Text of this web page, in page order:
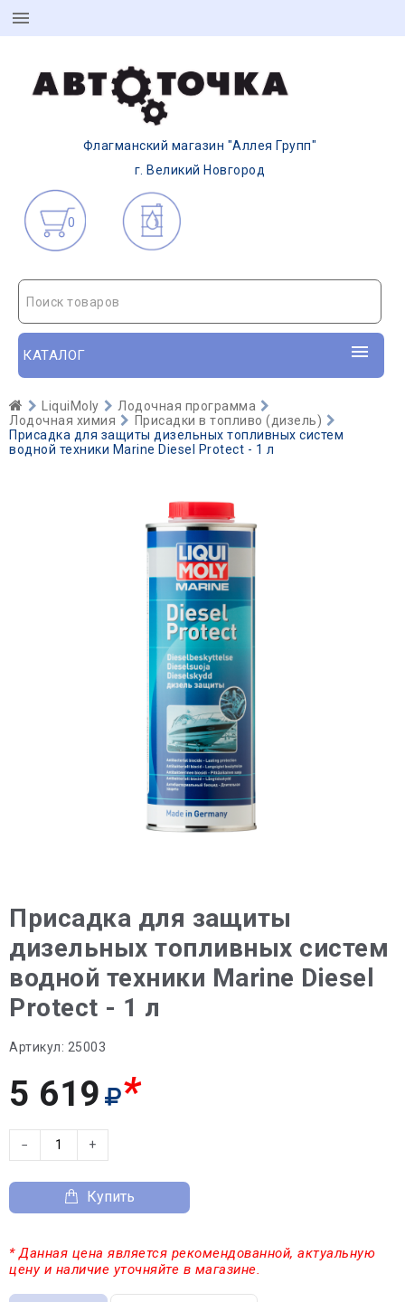
Флагманский магазин "Аллея Групп"
г. Великий Новгород
0
Поиск товаров
КАТАЛОГ
LiquiMoly
Лодочная программа
Лодочная химия
Присадки в топливо (дизель)
Присадка для защиты дизельных топливных систем
водной техники Marine Diesel Protect - 1 л
Присадка для защиты
дизельных топливных систем
водной техники Marine Diesel
Protect - 1 л
Артикул: 25003
5 619 *
− +
Купить
* Данная цена является рекомендованной, актуальную
цену и наличие уточняйте в магазине.